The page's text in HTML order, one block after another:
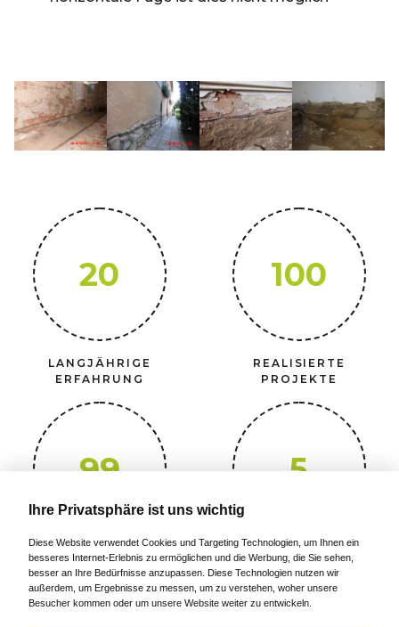
Ihre Privatsphäre ist uns wichtig
Diese Website verwendet Cookies und Targeting Technologien, um Ihnen ein
besseres Internet-Erlebnis zu ermöglichen und die Werbung, die Sie sehen,
besser an Ihre Bedürfnisse anzupassen. Diese Technologien nutzen wir
außerdem, um Ergebnisse zu messen, um zu verstehen, woher unsere
Besucher kommen oder um unsere Website weiter zu entwickeln.
20
LANGJÄHRIGE
ERFAHRUNG
100
REALISIERTE
PROJEKTE
99
PROZENTUALE
ZUFRIEDENHEIT
5
SANITÄRE
TECHNOLOGIEN